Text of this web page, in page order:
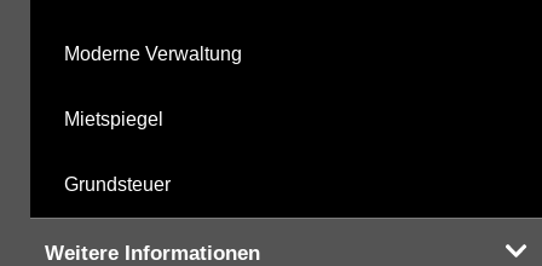
Moderne Verwaltung
Mietspiegel
Grundsteuer
Weitere Informationen